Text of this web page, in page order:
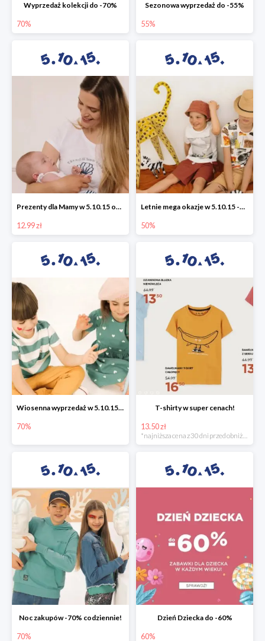
Wyprzedaż kolekcji do -70%
70%
Sezonowa wyprzedaż do -55%
55%
Prezenty dla Mamy w 5.10.15 od 12,99 zł
12.99 zł
Letnie mega okazje w 5.10.15 -50%
50%
Wiosenna wyprzedaż w 5.10.15 -70%
70%
T-shirty w super cenach!
13.50 zł
*najniższa cena z 30 dni przed obniżką
Noc zakupów -70% codziennie!
70%
Dzień Dziecka do -60%
60%